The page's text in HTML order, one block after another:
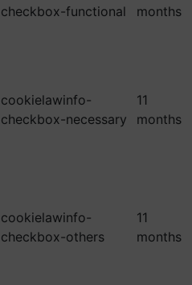
checkbox-functional
months
cookielawinfo-
checkbox-necessary
11
months
cookielawinfo-
checkbox-others
11
months